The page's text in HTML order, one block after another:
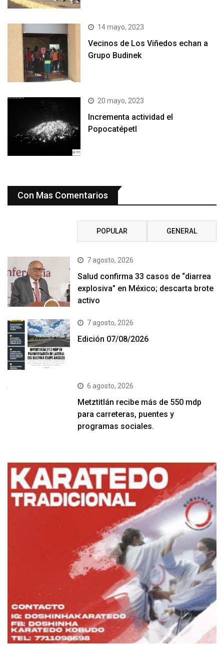
14 mayo, 2023
Vecinos de Los Viñedos echan a
Grupo Budinek
20 mayo, 2023
Incrementa actividad el
Popocatépetl
Con Mas Comentarios
POPULAR GENERAL
7 agosto, 2026
Salud confirma 33 casos de “diarrea
explosiva” en México; descarta brote
activo
7 agosto, 2026
Edición 07/08/2026
6 agosto, 2026
Metztitlán recibe más de 550 mdp
para carreteras, puentes y
programas sociales.